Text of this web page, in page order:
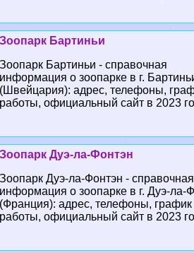
Зоопарк Бартиньи
Зоопарк Бартиньи - справочная
информация о зоопарке в г.
(Швейцария): адрес, телефоны,
работы, официальный сайт в 2023
Зоопарк Дуэ-ла-Фонтэн
Зоопарк Дуэ-ла-Фонтэн - справочная
информация о зоопарке в г. Дуэ-ла-
(Франция): адрес, телефоны, график
работы, официальный сайт в 2023